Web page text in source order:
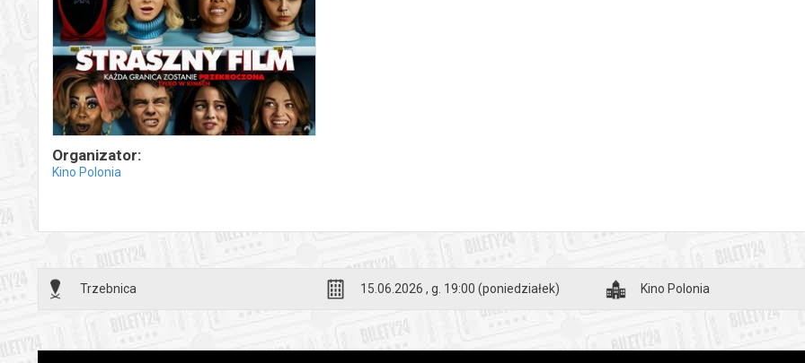
Organizator:
Kino Polonia
Trzebnica 15.06.2026 , g. 19:00 (poniedziałek) Kino Polonia